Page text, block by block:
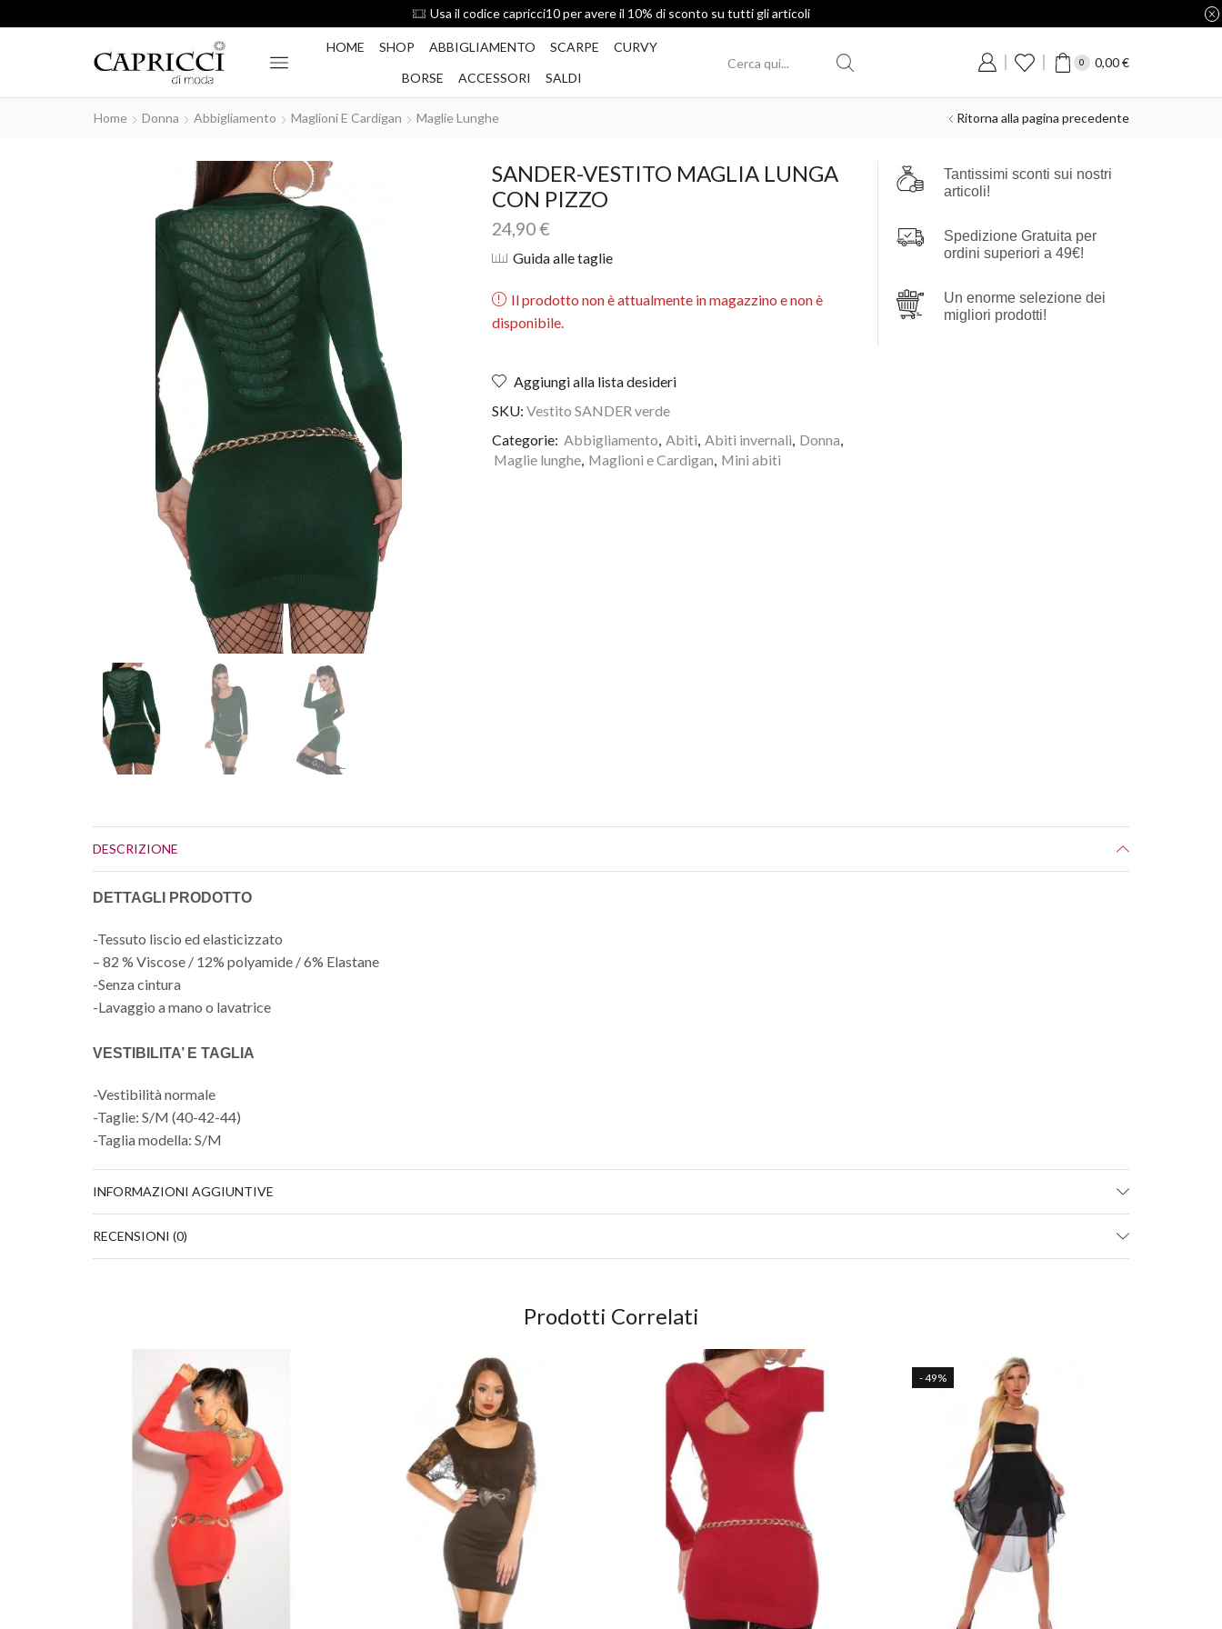
Spedizione Gratis per ordini superiori a 49€
HOME SHOP ABBIGLIAMENTO SCARPE
CURVY
BORSE
ACCESSORI SALDI
0 0,00€
Home Donna Abbigliamento Maglioni E Cardigan Maglie Lunghe Ritorna alla pagina precedente
SANDER-VESTITO MAGLIA LUNGA
CON PIZZO
24,90€
Guida alle taglie
Il prodotto non è attualmente in magazzino e non è
disponibile.
Aggiungi alla lista desideri
SKU: Vestito SANDER verde
Categorie: Abbigliamento, Abiti, Abiti invernali, Donna,
Maglie lunghe, Maglioni e Cardigan, Mini abiti
Tantissimi sconti sui nostri
articoli!
Spedizione Gratuita per
ordini superiori a 49€!
Un enorme selezione dei
migliori prodotti!
DESCRIZIONE
DETTAGLI PRODOTTO
-Tessuto liscio ed elasticizzato
– 82 % Viscose / 12% polyamide / 6% Elastane
-Senza cintura
-Lavaggio a mano o lavatrice
VESTIBILITA’ E TAGLIA
-Vestibilità normale
-Taglie: S/M (40-42-44)
-Taglia modella: S/M
INFORMAZIONI AGGIUNTIVE
RECENSIONI (0)
Prodotti Correlati
- 49%